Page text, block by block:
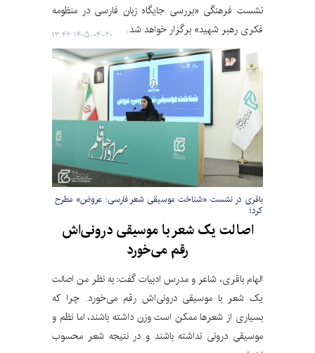
نشست فرهنگی «بررسی جایگاه زبان فارسی در منظومه
فکری رهبر شهید» برگزار خواهد شد.
۱۴۰۵-۰۴-۲۰ ۱۳:۴۲
باقری در نشست «شناخت موسیقی شعر فارسی: عروض» مطرح
کرد؛
اصالت یک شعر با موسیقی درونی‌اش
رقم می‌خورد
الهام باقری، شاعر و مدرس ادبیات گفت: به نظر من اصالت
یک شعر با موسیقی درونی‌اش رقم می‌خورد. چرا که
بسیاری از شعرها ممکن است وزن داشته باشند، اما نظم و
موسیقی درونی نداشته باشند و در نتیجه شعر محسوب